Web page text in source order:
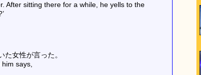
After sitting there for a while, he yells to the
女性が言った。
says,